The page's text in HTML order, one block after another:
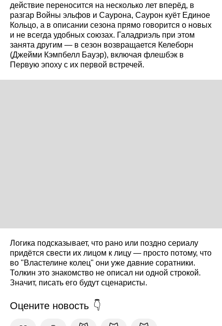
действие переносится на несколько лет вперёд, в
разгар Войны эльфов и Саурона, Саурон куёт Единое
Кольцо, а в описании сезона прямо говорится о новых
и не всегда удобных союзах. Галадриэль при этом
занята другим — в сезон возвращается Келеборн
(Джейми Кэмпбелл Бауэр), включая флешбэк в
Первую эпоху с их первой встречей.
Логика подсказывает, что рано или поздно сериалу
придётся свести их лицом к лицу — просто потому, что
во "Властелине колец" они уже давние соратники.
Толкин это знакомство не описал ни одной строкой.
Значит, писать его будут сценаристы.
Оцените новость